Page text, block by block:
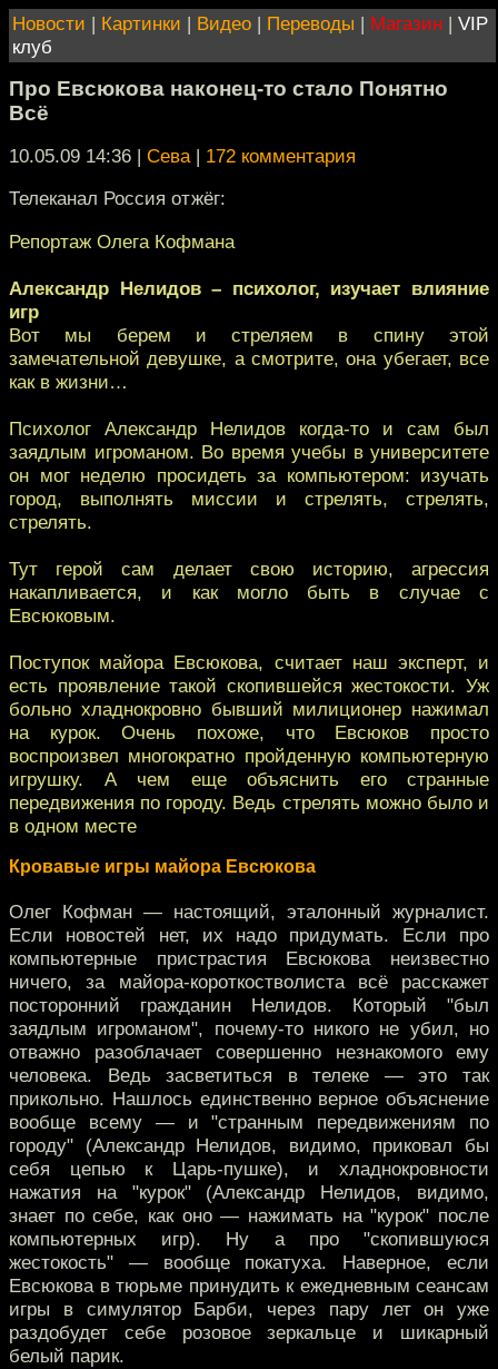
Новости | Картинки | Видео | Переводы | Магазин | VIP
клуб
Про Евсюкова наконец-то стало Понятно
Всё
10.05.09 14:36 | Сева| 172 комментария
Телеканал Россия отжёг:
Репортаж Олега Кофмана
Александр Нелидов – психолог, изучает влияние
игр
Вот мы берем и стреляем в спину этой
замечательной девушке, а смотрите, она убегает, все
как в жизни…
Психолог Александр Нелидов когда-то и сам был
заядлым игроманом. Во время учебы в университете
он мог неделю просидеть за компьютером: изучать
город, выполнять миссии и стрелять, стрелять,
стрелять.
Тут герой сам делает свою историю, агрессия
накапливается, и как могло быть в случае с
Евсюковым.
Поступок майора Евсюкова, считает наш эксперт, и
есть проявление такой скопившейся жестокости. Уж
больно хладнокровно бывший милиционер нажимал
на курок. Очень похоже, что Евсюков просто
воспроизвел многократно пройденную компьютерную
игрушку. А чем еще объяснить его странные
передвижения по городу. Ведь стрелять можно было и
в одном месте
Кровавые игры майора Евсюкова
Олег Кофман — настоящий, эталонный журналист.
Если новостей нет, их надо придумать. Если про
компьютерные пристрастия Евсюкова неизвестно
ничего, за майора-короткостволиста всё расскажет
посторонний гражданин Нелидов. Который "был
заядлым игроманом", почему-то никого не убил, но
отважно разоблачает совершенно незнакомого ему
человека. Ведь засветиться в телеке — это так
прикольно. Нашлось единственно верное объяснение
вообще всему — и "странным передвижениям по
городу" (Александр Нелидов, видимо, приковал бы
себя цепью к Царь-пушке), и хладнокровности
нажатия на "курок" (Александр Нелидов, видимо,
знает по себе, как оно — нажимать на "курок" после
компьютерных игр). Ну а про "скопившуюся
жестокость" — вообще покатуха. Наверное, если
Евсюкова в тюрьме принудить к ежедневным сеансам
игры в симулятор Барби, через пару лет он уже
раздобудет себе розовое зеркальце и шикарный
белый парик.